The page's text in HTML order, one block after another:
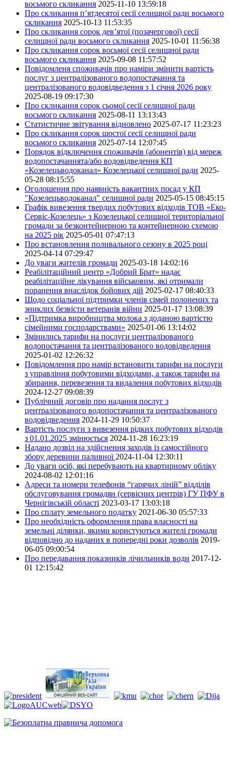
восьмого скликання 2025-11-10 13:59:18
Про скликання п’ятдесятої сесії селищної ради восьмого
скликання 2025-10-13 11:53:35
Про скликання сорок дев’ятої (позачергової) сесії
селищної ради восьмого скликання 2025-10-01 11:56:38
Про скликання сорок восьмої сесії селищної ради
восьмого скликання 2025-09-08 11:57:52
Повідомленя споживачів про наміри змінити вартість
послуг з централізованого водопостачання та
централізованого водовідведення з 1 січня 2026 року
2025-08-19 09:17:30
Про скликання сорок сьомої сесії селищної ради
восьмого скликання 2025-08-11 13:13:43
Статистичне звітування відновлено 2025-07-17 11:23:23
Про скликання сорок шостої сесії селищної ради
восьмого скликання 2025-07-14 12:07:45
Порядок відключення споживачів (абонентів) від мереж
водопостачаннята/або водовідведення КП
«Козелецьводоканал» Козелецької селищної ради 2025-
05-28 08:15:55
Оголошення про наявність вакантних посад у КП
"Козелецьводоканал" селищної ради 2025-05-15 08:45:15
Графік вивезення твердих побутових відходів ТОВ «Еко-
Сервіс-Козелець» з Козелецької селищної територіальної
громади за безконтейнерною та контейнерною схемою
на 2025 рік 2025-05-01 07:47:13
Про встановлення поливального сезону в 2025 році
2025-04-14 07:29:47
До уваги жителів громади 2025-03-18 14:02:16
Реабілітаційний центр «Добрий Брат» надає
реабілітаційне лікування військовим, які отримали
поранення внаслідок бойових дій 2025-02-17 08:40:33
Щодо соціальної підтримки членів сімей полонених та
зниклих безвісти ветеранів війни 2025-01-17 13:08:39
«Підтримка виробництва молока з доданою вартістю
сімейними господарствами» 2025-01-06 13:14:02
Змінились тарифи на послуги централізованого
водопостачання та централізованого водовідведення
2025-01-02 12:26:32
Повідомлення про намір встановити тарифи на послуги
з управління побутовими відходами, а також тарифи на
збирання, перевезення та видалення побутових відходів
2024-12-27 09:08:39
Публічний договір про надання послуг з
централізованого водопостачання та централізованого
водовідведення 2024-11-29 10:50:37
Вартість послуги з вивезення рідких побутових відходів
з 01.01.2025 змінюється 2024-11-28 16:23:19
Надано дозвіл на здійснення заходів із самостійного
збору деревини паливної 2024-11-04 12:30:11
До уваги осіб, які перебувають на квартирному обліку
2024-08-02 12:01:16
Адреси та номери телефонів “гарячих ліній” відділів
обслуговування громадян (сервісних центрів) ГУ ПФУ в
Чернігівській області 2023-03-17 13:03:18
Про сплату земельного податку 2021-06-30 05:57:33
Про необхідність оформлення права власності на
земельні ділянки, якими користуються жителі громади
відповідно до наданих в попередні роки дозволів 2019-
06-05 09:00:54
Про передавання показників лічильників води 2017-12-
01 12:15:42